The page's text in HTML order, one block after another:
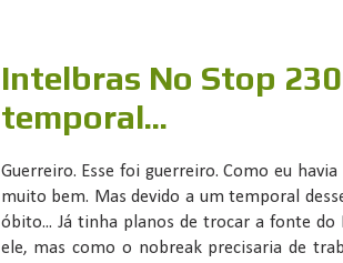
Intelbras No Stop
temporal...
Guerreiro. Esse foi guerreiro. Como eu havia
muito bem. Mas devido a um temporal
óbito... Já tinha planos de trocar a fonte do
ele, mas como o nobreak precisaria de